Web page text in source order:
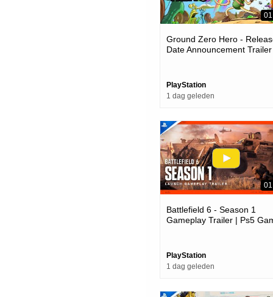
Ground Zero Hero -
Date Announcement
PlayStation
1 dag geleden
Battlefield 6 - Season 1
Gameplay Trailer | Ps5
PlayStation
1 dag geleden